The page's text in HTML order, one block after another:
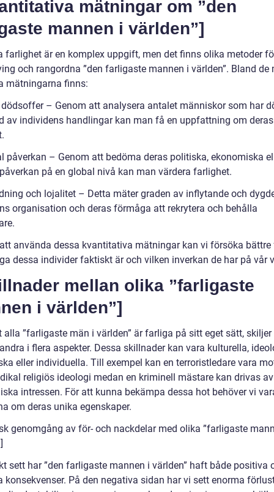
mätningar om ”den
mannen i världen”]
farlighet är en komplex uppgift, men det finns olika metoder
och rangordna ”den farligaste mannen i världen”. Bland de
mätningarna finns:
– Genom att analysera antalet människor som har
av individens handlingar kan man få en uppfattning om deras
påverkan – Genom att bedöma deras politiska, ekonomiska
på en global nivå kan man värdera farlighet.
och lojalitet – Detta mäter graden av inflytande och
organisation och deras förmåga att rekrytera och behålla
använda dessa kvantitativa mätningar kan vi försöka
dessa individer faktiskt är och vilken inverkan de har på vår
mellan olika ”farligaste
i världen”]
alla ”farligaste män i världen” är farliga på sitt eget sätt, skiljer
i flera aspekter. Dessa skillnader kan vara kulturella,
eller individuella. Till exempel kan en terroristledare vara
religiös ideologi medan en kriminell mästare kan drivas av
intressen. För att kunna bekämpa dessa hot behöver vi
om deras unika egenskaper.
genomgång av för- och nackdelar med olika ”farligaste
sett har ”den farligaste mannen i världen” haft både positiva
konsekvenser. På den negativa sidan har vi sett enorma